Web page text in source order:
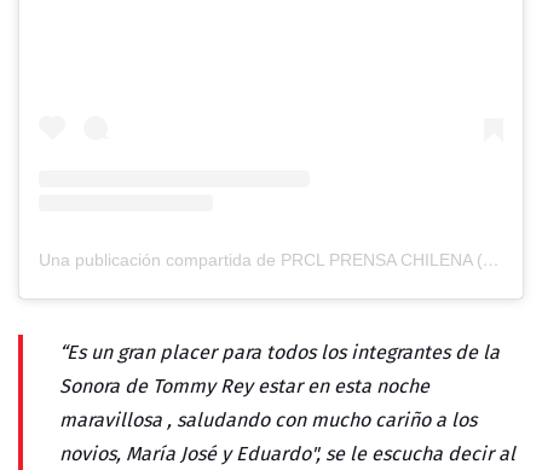
Una publicación compartida de PRCL PRENSA CHILENA (@prensachilena)
“Es un gran placer para todos los integrantes de la
Sonora de Tommy Rey estar en esta noche
maravillosa , saludando con mucho cariño a los
novios, María José y Eduardo", se le escucha decir al